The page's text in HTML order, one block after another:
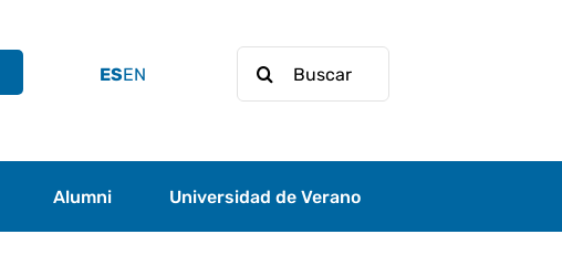
EN
ES
Alumni Universidad de Verano